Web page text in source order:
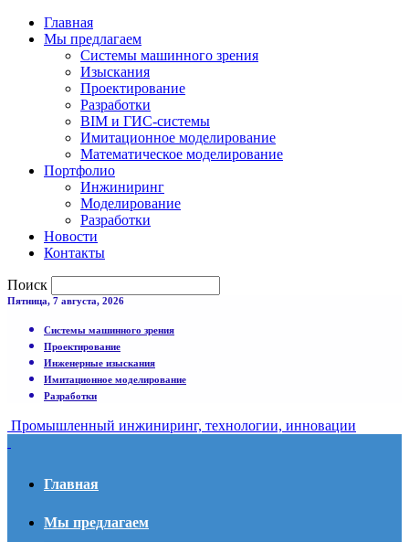
Главная
Мы предлагаем
Системы машинного зрения
Изыскания
Проектирование
Разработки
BIM и ГИС-системы
Имитационное моделирование
Математическое моделирование
Портфолио
Инжиниринг
Моделирование
Разработки
Новости
Контакты
Поиск
Пятница, 7 августа, 2026
Системы машинного зрения
Проектирование
Инженерные изыскания
Имитационное моделирование
Разработки
Промышленный инжиниринг, технологии, инновации
Главная
Мы предлагаем